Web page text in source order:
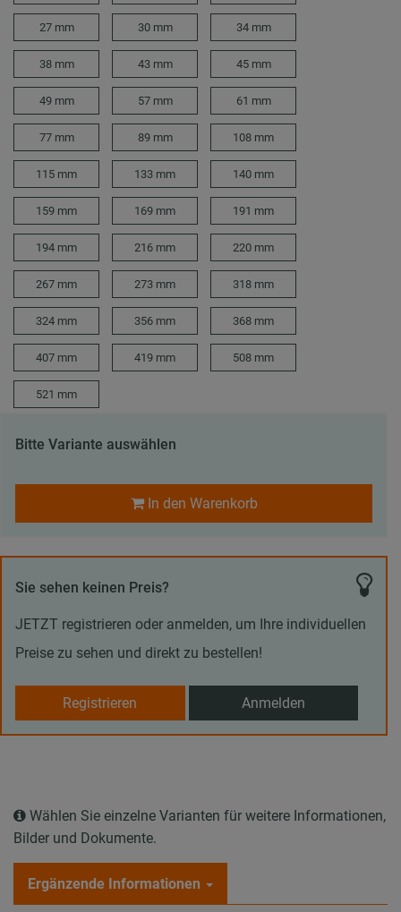
27 mm 30 mm 34 mm
38 mm 43 mm 45 mm
49 mm 57 mm 61 mm
77 mm 89 mm 108 mm
115 mm 133 mm 140 mm
159 mm 169 mm 191 mm
194 mm 216 mm 220 mm
267 mm 273 mm 318 mm
324 mm 356 mm 368 mm
407 mm 419 mm 508 mm
521 mm
Bitte Variante auswählen
In den Warenkorb
Sie sehen keinen Preis?
JETZT registrieren oder anmelden, um Ihre individuellen
Preise zu sehen und direkt zu bestellen!
Registrieren Anmelden
Wählen Sie einzelne Varianten für weitere Informationen,
Bilder und Dokumente.
Ergänzende Informationen